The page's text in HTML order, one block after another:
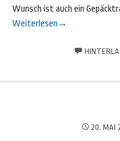
Wunsch ist auch ein
Weiterlesen →
20. MAI